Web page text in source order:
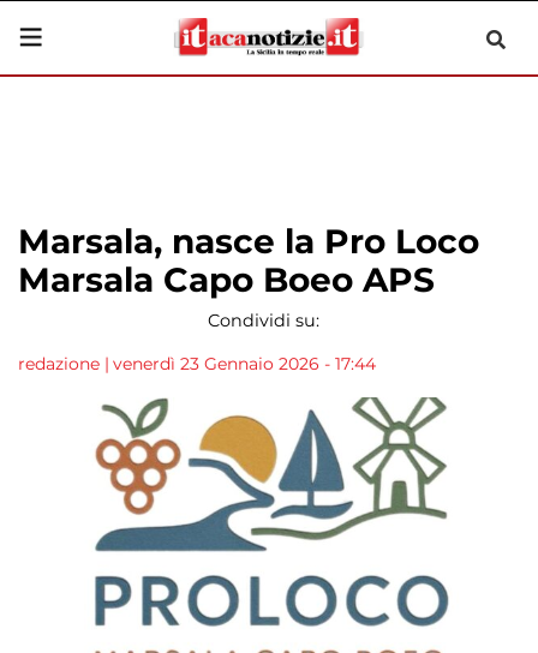
Marsala, nasce la Pro Loco
Marsala Capo Boeo APS
Condividi su:
redazione | venerdì 23 Gennaio 2026 - 17:44